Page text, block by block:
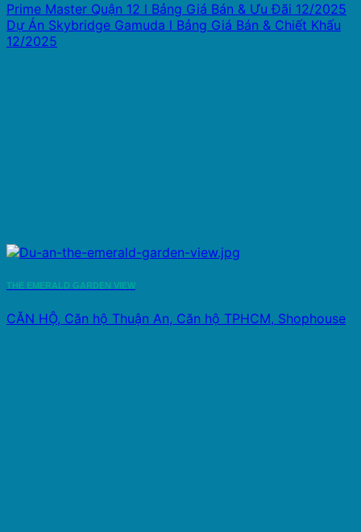
Prime Master Quận 12 l Bảng Giá Bán & Ưu Đãi 12/2025
Dự Án Skybridge Gamuda l Bảng Giá Bán & Chiết Khấu
12/2025
THE EMERALD GARDEN VIEW
CĂN HỘ, Căn hộ Thuận An, Căn hộ TPHCM, Shophouse